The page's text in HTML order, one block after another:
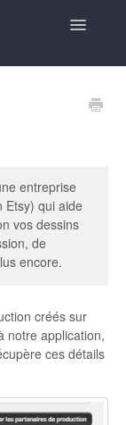
Toggle
entreprise
Etsy) qui aide
vos dessins
de
encore.
créés sur
notre application,
ces détails